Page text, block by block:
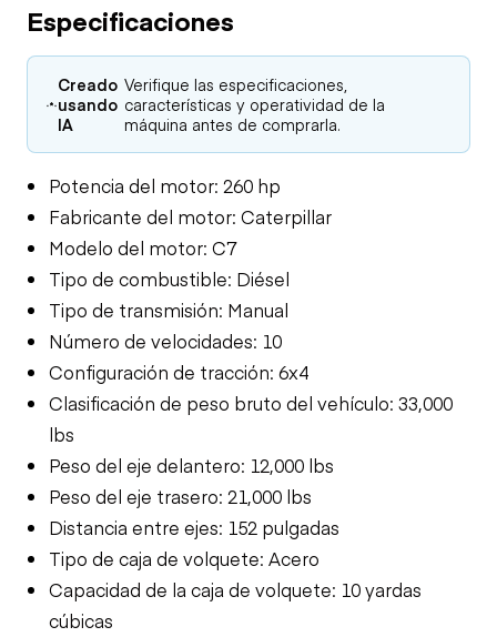
Especificaciones
Creado
usando
IA
Verifique las especificaciones,
características y operatividad de la
máquina antes de comprarla.
Potencia del motor: 260 hp
Fabricante del motor: Caterpillar
Modelo del motor: C7
Tipo de combustible: Diésel
Tipo de transmisión: Manual
Número de velocidades: 10
Configuración de tracción: 6x4
Clasificación de peso bruto del vehículo: 33,000
lbs
Peso del eje delantero: 12,000 lbs
Peso del eje trasero: 21,000 lbs
Distancia entre ejes: 152 pulgadas
Tipo de caja de volquete: Acero
Capacidad de la caja de volquete: 10 yardas
cúbicas